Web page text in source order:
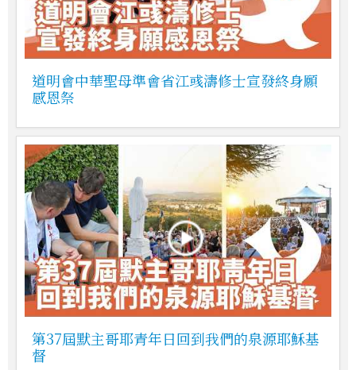
道明會中華聖母準會省江彧濤修士宣發終身願
感恩祭
第37屆默主哥耶青年日回到我們的泉源耶穌基
督